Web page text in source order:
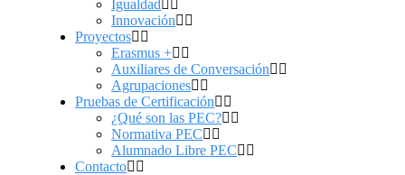
Igualdad
Innovación
Proyectos
Erasmus +
Auxiliares de Conversación
Agrupaciones
Pruebas de Certificación
¿Qué son las PEC?
Normativa PEC
Alumnado Libre PEC
Contacto